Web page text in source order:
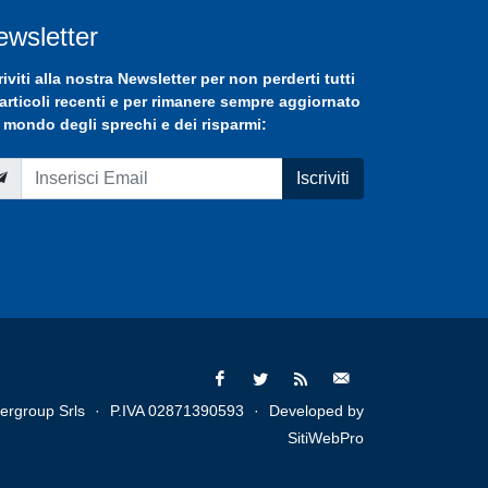
alla nostra Newsletterper non perderti tutti
recenti e per rimanere sempre aggiornato
degli sprechi e dei risparmi:
Iscriviti
Srls · P.IVA 02871390593 ·
Developed by
SitiWebPro